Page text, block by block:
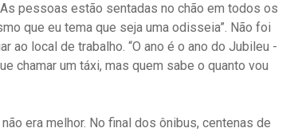
pessoas estão sentadas no chão em todos os
que eu tema que seja uma odisseia”. Não foi
ao local de trabalho. “O ano é o ano do Jubileu -
chamar um táxi, mas quem sabe o quanto vou
era melhor. No final dos ônibus, centenas de